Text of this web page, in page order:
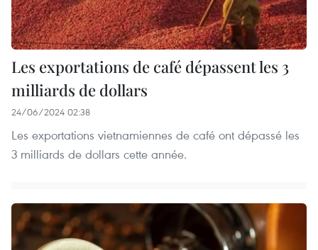
Les exportations de café dépassent les 3
milliards de dollars
24/06/2024 02:38
Les exportations vietnamiennes de café ont dépassé les
3 milliards de dollars cette année.